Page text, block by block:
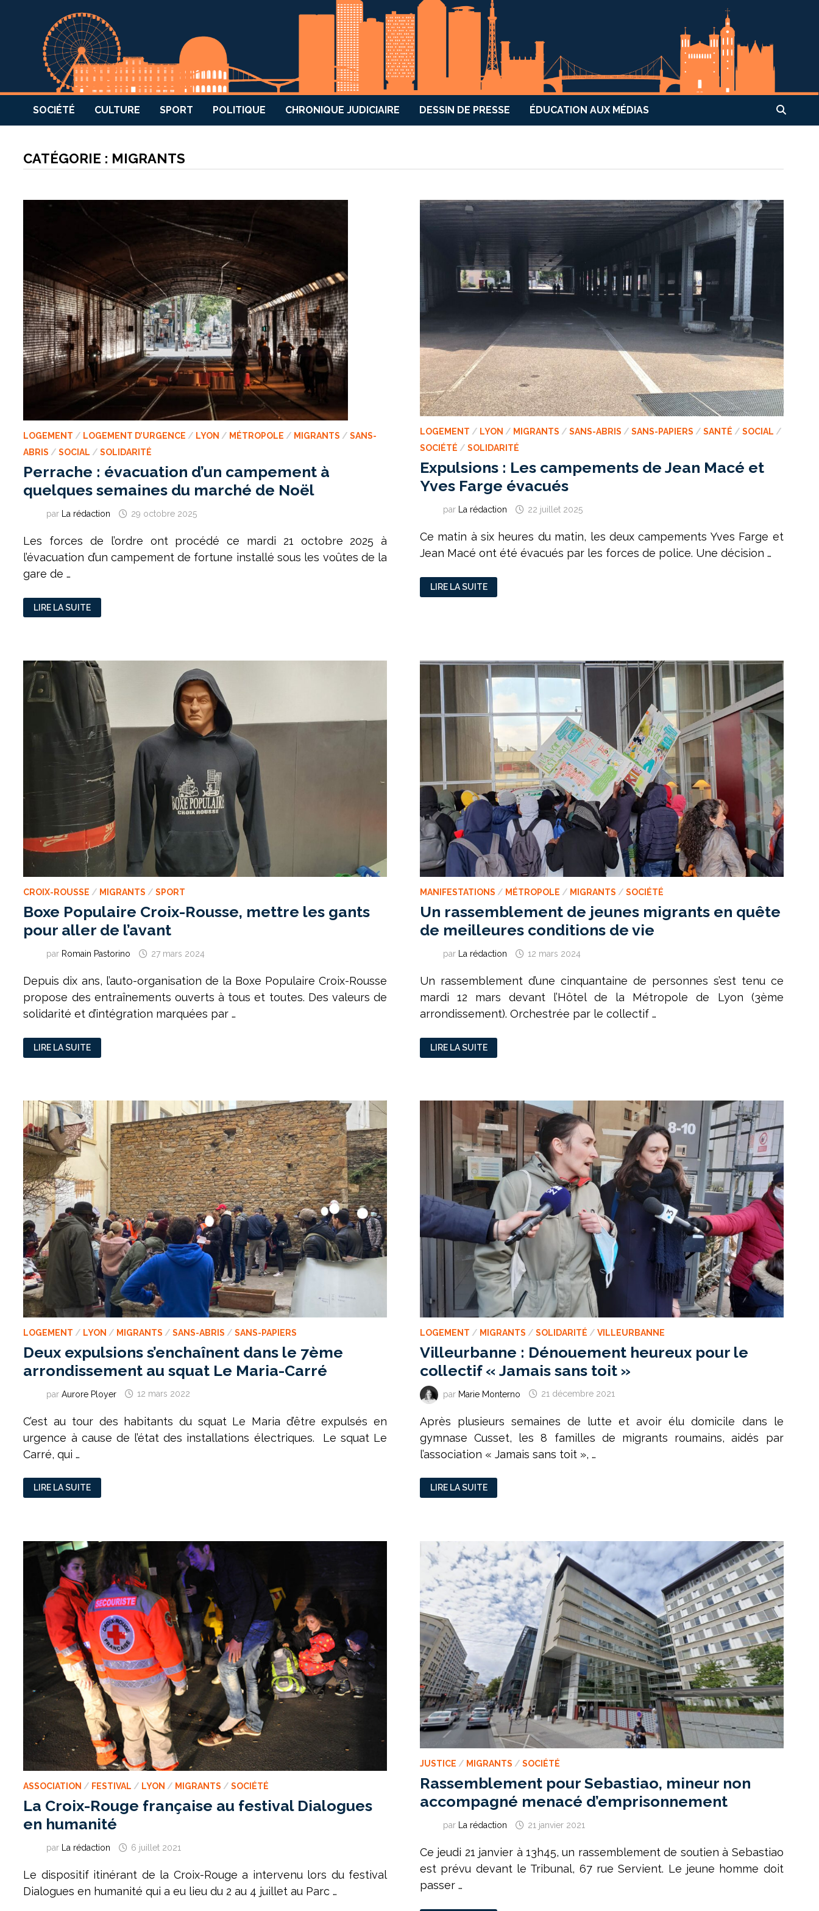
SOCIÉTÉ CULTURE SPORT POLITIQUE CHRONIQUE JUDICIAIRE DESSIN DE PRESSE ÉDUCATION AUX MÉDIAS
CATÉGORIE : MIGRANTS
LOGEMENT / LOGEMENT D’URGENCE / LYON / MÉTROPOLE / MIGRANTS /SANS-
ABRIS /SOCIAL /SOLIDARITÉ
Perrache : évacuation d’un campement à
quelques semaines du marché de Noël
par La rédaction 29 octobre 2025
Les forces de l’ordre ont procédé ce mardi 21 octobre 2025 à
l’évacuation d’un campement de fortune installé sous les voûtes de la
gare de …
PERRACHE
:
ÉVACUATION
SEMAINES
DU
MARCHÉ
DE
NOËL
LIRE LA SUITE
LOGEMENT / LYON / MIGRANTS / SANS-ABRIS / SANS-PAPIERS / SANTÉ / SOCIAL /
SOCIÉTÉ / SOLIDARITÉ
Expulsions : Les campements de Jean Macé et
Yves Farge évacués
par La rédaction 22 juillet 2025
Ce matin à six heures du matin, les deux campements Yves Farge et
Jean Macé ont été évacués par les forces de police. Une décision …
EXPULSIONS
:
LES
FARGE
ÉVACUÉS
LIRE LA SUITE
CROIX-ROUSSE / MIGRANTS /SPORT
Boxe Populaire Croix-Rousse, mettre les gants
pour aller de l’avant
par Romain Pastorino 27 mars 2024
Depuis dix ans, l’auto-organisation de la Boxe Populaire Croix-Rousse
propose des entraînements ouverts à tous et toutes. Des valeurs de
solidarité et d’intégration marquées par …
BOXE
POPULAIRE
CROIX-
POUR
ALLER
DE
L’AVANT
LIRE LA SUITE
MANIFESTATIONS / MÉTROPOLE / MIGRANTS / SOCIÉTÉ
Un rassemblement de jeunes migrants en quête
de meilleures conditions de vie
par La rédaction 12 mars 2024
Un rassemblement d’une cinquantaine de personnes s’est tenu ce
mardi 12 mars devant l’Hôtel de la Métropole de Lyon (3ème
arrondissement). Orchestrée par le collectif …
UN
RASSEMBLEMENT
DE
DE
MEILLEURES
CONDITIONS
LIRE LA SUITE
LOGEMENT / LYON / MIGRANTS /SANS-ABRIS /SANS-PAPIERS
Deux expulsions s’enchaînent dans le 7ème
arrondissement au squat Le Maria-Carré
parAurore Ployer 12 mars 2022
C’est au tour des habitants du squat Le Maria d’être expulsés en
urgence à cause de l’état des installations électriques. Le squat Le
Carré, qui …
DEUX
EXPULSIONS
S’ENCHAÎNENT
AU
SQUAT
MARIA-
CARRÉ
LIRE LA SUITE
LOGEMENT / MIGRANTS / SOLIDARITÉ / VILLEURBANNE
Villeurbanne : Dénouement heureux pour le
collectif « Jamais sans toit »
par Marie Monterno 21 décembre 2021
Après plusieurs semaines de lutte et avoir élu domicile dans le
gymnase Cusset, les 8 familles de migrants roumains, aidés par
l’association « Jamais sans toit », …
VILLEURBANNE
:
DÉNOUEMENT
« JAMAIS
SANS
TOIT »
LIRE LA SUITE
ASSOCIATION / FESTIVAL / LYON / MIGRANTS /SOCIÉTÉ
La Croix-Rouge française au festival Dialogues
en humanité
par La rédaction 6 juillet 2021
Le dispositif itinérant de la Croix-Rouge a intervenu lors du festival
Dialogues en humanité qui a eu lieu du 2 au 4 juillet au Parc …
JUSTICE / MIGRANTS / SOCIÉTÉ
Rassemblement pour Sebastiao, mineur non
accompagné menacé d’emprisonnement
par La rédaction 21 janvier 2021
Ce jeudi 21 janvier à 13h45, un rassemblement de soutien à Sebastiao
est prévu devant le Tribunal, 67 rue Servient. Le jeune homme doit
passer …